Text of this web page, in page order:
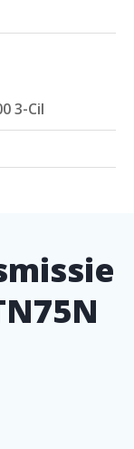
3-Cil